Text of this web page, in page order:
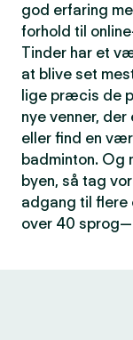
god erfaring
forhold til
Tinder har et
at blive set
lige præcis de
nye venner,
eller find en
badminton. Og
byen, så tag
adgang til flere
over 40